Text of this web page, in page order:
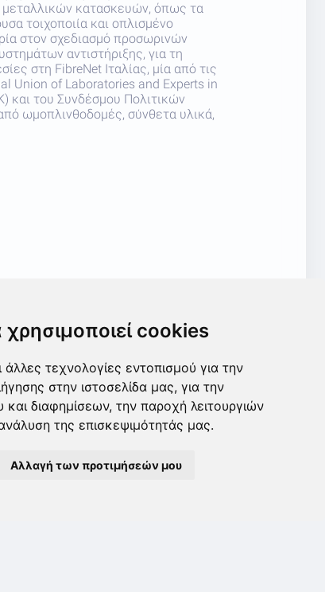
cookies
τεχνολογίες εντοπισμού για την
στην ιστοσελίδα μας, για την
διαφημίσεων, την παροχή λειτουργιών
της επισκεψιμότητάς μας.
Αλλαγή των προτιμήσεών μου
μεταλλικών κατασκευών, όπως τα
τοιχοποιία και οπλισμένο
στον σχεδιασμό προσωρινών
αντιστήριξης, για τη
στη FibreNet Ιταλίας, μία από τις
Union of Laboratories and Experts in
και του Συνδέσμου Πολιτικών
ωμοπλινθοδομές, σύνθετα υλικά,